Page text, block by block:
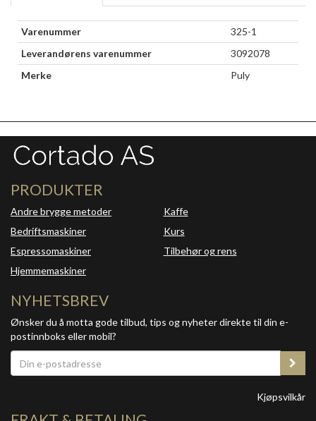
Varenummer
325-1
Leverandørens varenummer
3092078
Merke
Puly
PRODUKTER
Andre brygge metoder
Bedriftsmaskiner
Espressomaskiner
Hjemmemaskiner
Kaffe
Kurs
Tilbehør og rens
NYHETSBREV
Ønsker du å motta gode tilbud, tips og nyheter direkte til din e-
postinnboks eller mobil?
Kjøpsvilkår